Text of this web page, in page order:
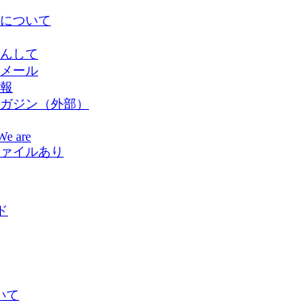
ついて
して
ール
ジン（外部）
are
イルあり
て